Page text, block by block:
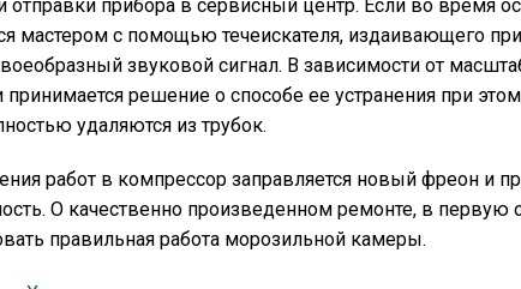
отправки прибора в сервисный центр. Если во время
мастером с помощью течеискателя, издаивающего
звуковой сигнал. В зависимости от
принимается решение о способе ее устранения при
удаляются из трубок.
работ в компрессор заправляется новый фреон и
О качественно произведенном ремонте, в первую
правильная работа морозильной камеры.